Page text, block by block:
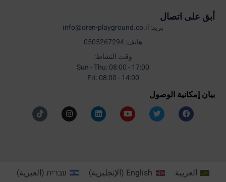
أبق على اتصال
بريد: info@oren-playground.co.il
هاتف: 0505267294
وقت النشاط:
Sun - Thu: 08:00 - 17:00
Fri: 08:00 - 14:00
بيان إمكانية الوصول
العربية English
(الإنجليزية) עברית (العبرية)